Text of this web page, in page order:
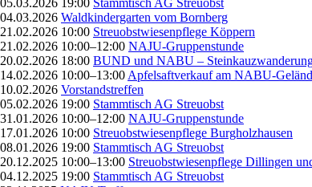
04.03.2026 Waldkindergarten vom Bornberg
21.02.2026 10:00 Streuobstwiesenpflege Köppern
21.02.2026 10:00–12:00 NAJU-Gruppenstunde
20.02.2026 18:00 BUND und NABU –
14.02.2026 10:00–13:00 Apfelsaftverkauf am NABU-
10.02.2026 Vorstandstreffen
05.02.2026 19:00 Stammtisch AG Streuobst
31.01.2026 10:00–12:00 NAJU-Gruppenstunde
17.01.2026 10:00 Streuobstwiesenpflege Burgholzhausen
08.01.2026 19:00 Stammtisch AG Streuobst
20.12.2025 10:00–13:00 Streuobstwiesenpflege Dillingen
04.12.2025 19:00 Stammtisch AG Streuobst